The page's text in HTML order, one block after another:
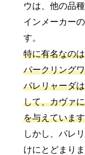
ウは、他の品
インメーカー
す。
特に有名なの
パークリング
パレリャーダ
して、カヴァ
を与えていま
しかし、パレ
けにとどまり